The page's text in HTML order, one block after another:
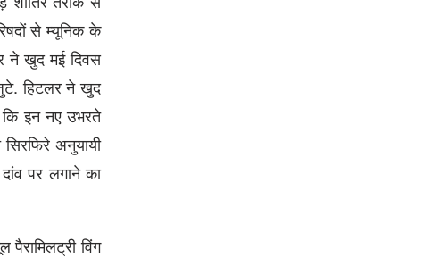
से म्‍यूनिक के
ने खुद मई दिवस
जुटे. हिटलर ने खुद
कि इन नए उभरते
अनुयायी
पर लगाने का
विंग